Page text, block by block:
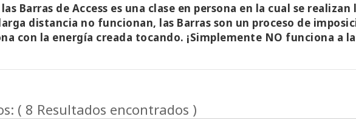
Barras de Access es una clase en persona en la cual se realizan
distancia no funcionan, las Barras son un proceso de
con la energía creada tocando. ¡Simplemente NO funciona a
( 8 Resultados encontrados )